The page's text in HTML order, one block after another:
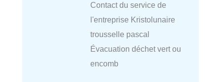
Contact du service de
l'entreprise Kristolunaire
trousselle pascal
Évacuation déchet vert ou
encomb